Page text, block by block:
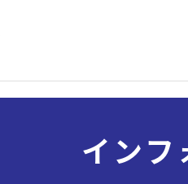
インフ